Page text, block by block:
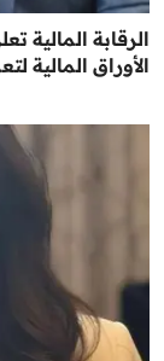
الأوراق المالية